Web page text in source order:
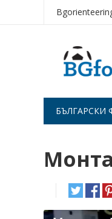
БЪЛГАРСКИ